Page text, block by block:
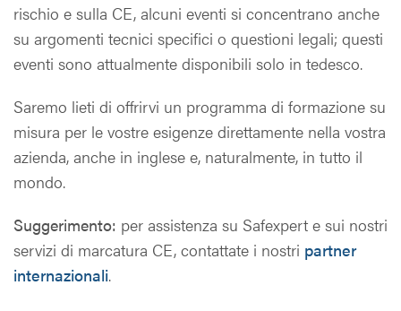
rischio e sulla CE, alcuni eventi si concentrano anche
su argomenti tecnici specifici o questioni legali; questi
eventi sono attualmente disponibili solo in tedesco.
Saremo lieti di offrirvi un programma di formazione su
misura per le vostre esigenze direttamente nella vostra
azienda, anche in inglese e, naturalmente, in tutto il
mondo.
Suggerimento: per assistenza su Safexpert e sui nostri
servizi di marcatura CE, contattate i nostri partner
internazionali.